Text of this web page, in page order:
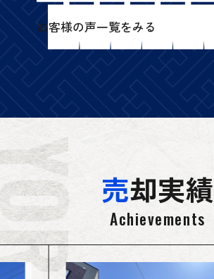
お客様の声一覧をみる
売却実績
Achievements